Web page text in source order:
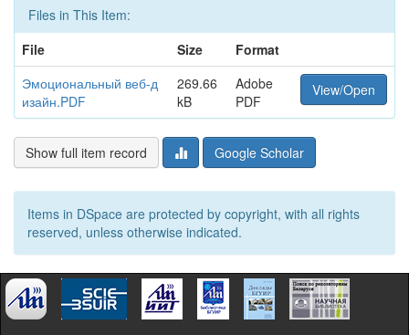
Files in This Item:
File
Size
Format
Эмоциональный веб-д
изайн.PDF
269.66
kB
Adobe
PDF
View/Open
Show full item record Google Scholar
Items in DSpace are protected by copyright, with all rights
reserved, unless otherwise indicated.